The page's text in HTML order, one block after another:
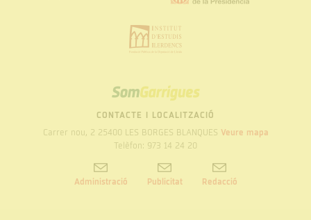
SOM
GARRIGUES
CONTACTE I LOCALITZACIÓ
Carrer nou, 2 25400 LES BORGES BLANQUES Veure mapa
Telèfon: 973 14 24 20
Administració Publicitat Redacció